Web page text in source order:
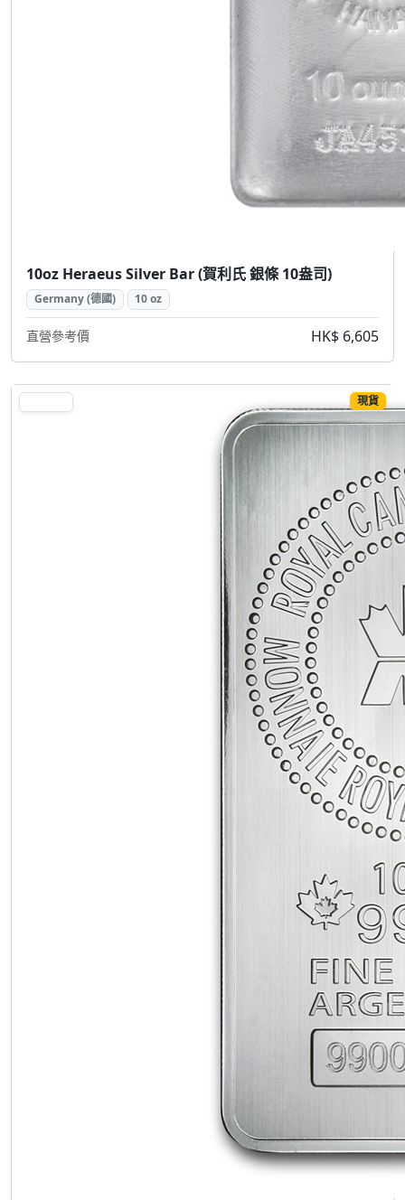
10oz Heraeus Silver Bar (賀利氏 銀條 10盎司)
Germany (德國) 10 oz
直營參考價 HK$ 6,605
現貨